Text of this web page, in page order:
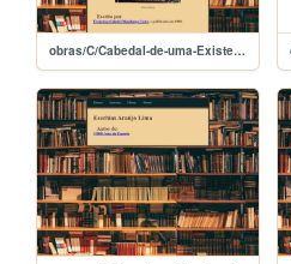
obras/C/Cabedal-de-uma-Existencia